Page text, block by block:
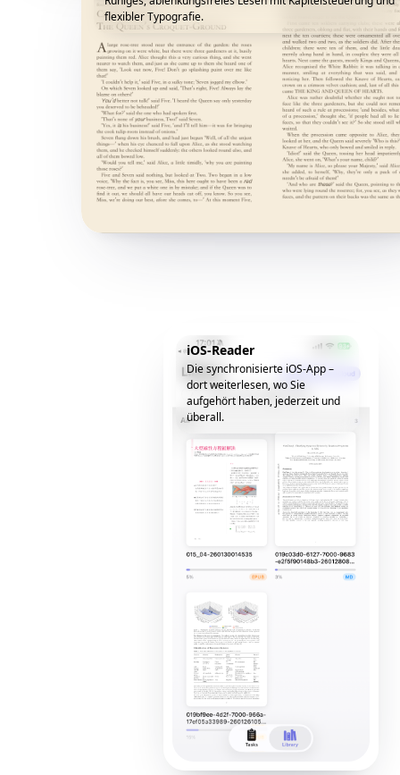
flexibler Typografie.
iOS-Reader
Die synchronisierte iOS-App –
dort weiterlesen, wo Sie
aufgehört haben, jederzeit und
überall.